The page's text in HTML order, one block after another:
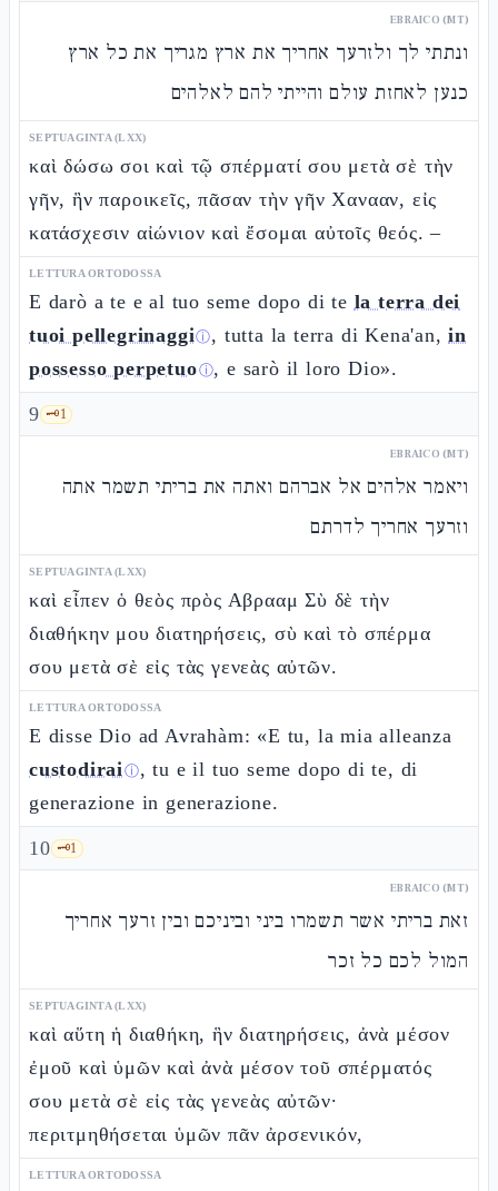
EBRAICO (MT)
ונתתי לך ולזרעך אחריך את ארץ מגריך את כל ארץ
כנען לאחזת עולם והייתי להם לאלהים
SEPTUAGINTA (LXX)
καὶ δώσω σοι καὶ τῷ σπέρματί σου μετὰ σὲ τὴν
γῆν, ἣν παροικεῖς, πᾶσαν τὴν γῆν Χανααν, εἰς
κατάσχεσιν αἰώνιον καὶ ἔσομαι αὐτοῖς θεός. –
LETTURA ORTODOSSA
E darò a te e al tuo seme dopo di te la terra dei
tuoi pellegrinaggiⓘ, tutta la terra di Kena'an,in
possesso perpetuoⓘ, e sarò il loro Dio».
9 🗝️1
EBRAICO (MT)
ויאמר אלהים אל אברהם ואתה את בריתי תשמר אתה
וזרעך אחריך לדרתם
SEPTUAGINTA (LXX)
καὶ εἶπεν ὁ θεὸς πρὸς Αβρααμ Σὺ δὲ τὴν
διαθήκην μου διατηρήσεις, σὺ καὶ τὸ σπέρμα
σου μετὰ σὲ εἰς τὰς γενεὰς αὐτῶν.
LETTURA ORTODOSSA
E disse Dio ad Avrahàm: «E tu, la mia alleanza
custodiraiⓘ, tu e il tuo seme dopo di te, di
generazione in generazione.
10 🗝️1
EBRAICO (MT)
זאת בריתי אשר תשמרו ביני וביניכם ובין זרעך אחריך
המול לכם כל זכר
SEPTUAGINTA (LXX)
καὶ αὕτη ἡ διαθήκη, ἣν διατηρήσεις, ἀνὰ μέσον
ἐμοῦ καὶ ὑμῶν καὶ ἀνὰ μέσον τοῦ σπέρματός
σου μετὰ σὲ εἰς τὰς γενεὰς αὐτῶν·
περιτμηθήσεται ὑμῶν πᾶν ἀρσενικόν,
LETTURA ORTODOSSA